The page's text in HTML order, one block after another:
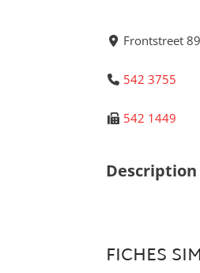
Frontstreet
542 3755
542 1449
Description
FICHES